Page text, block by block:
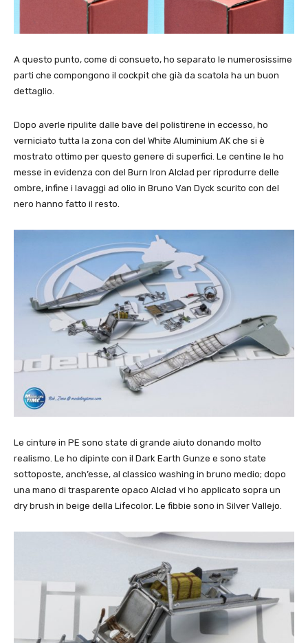
A questo punto, come di consueto, ho separato le numerosissime
parti che compongono il cockpit che già da scatola ha un buon
dettaglio.
Dopo averle ripulite dalle bave del polistirene in eccesso, ho
verniciato tutta la zona con del White Aluminium AK che si è
mostrato ottimo per questo genere di superfici. Le centine le ho
messe in evidenza con del Burn Iron Alclad per riprodurre delle
ombre, infine i lavaggi ad olio in Bruno Van Dyck scurito con del
nero hanno fatto il resto.
Le cinture in PE sono state di grande aiuto donando molto
realismo. Le ho dipinte con il Dark Earth Gunze e sono state
sottoposte, anch’esse, al classico washing in bruno medio; dopo
una mano di trasparente opaco Alclad vi ho applicato sopra un
dry brush in beige della Lifecolor. Le fibbie sono in Silver Vallejo.